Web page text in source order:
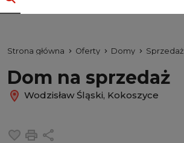
Strona główna Oferty Domy Sprzedaż
Dom na sprzedaż
Wodzisław Śląski, Kokoszyce
Dodaj do ulubionych
Drukuj